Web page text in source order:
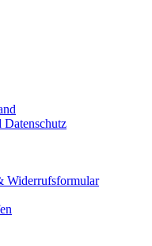
Datenschutz
Widerrufsformular